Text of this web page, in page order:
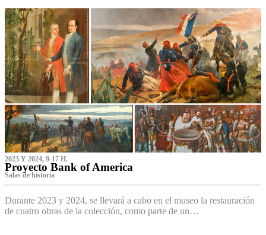
2023 Y 2024, 9-17 H.
Proyecto Bank of America
S‌alas de historia
Durante 2023 y 2024, se llevará a cabo en el museo la restauración
de cuatro obras de la colección, como parte de un…